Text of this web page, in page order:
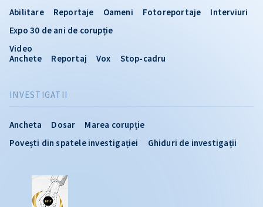
INVESTIGATII
Ancheta Dosar
Marea corupție
Povești din spatele investigației
Ghiduri de investigații
Abilitare Reportaje Oameni Fotoreportaje
Interviuri
Expo 30 de ani de corupție
Video
Anchete
Reportaj Vox Stop-cadru